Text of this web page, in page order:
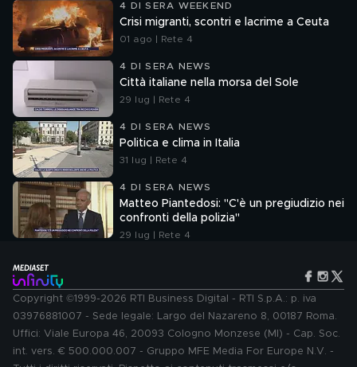
4 DI SERA WEEKEND
Crisi migranti, scontri e lacrime a Ceuta
01 ago | Rete 4
4 DI SERA NEWS
Città italiane nella morsa del Sole
29 lug | Rete 4
4 DI SERA NEWS
Politica e clima in Italia
31 lug | Rete 4
4 DI SERA NEWS
Matteo Piantedosi: "C'è un pregiudizio nei
confronti della polizia"
29 lug | Rete 4
Copyright ©1999-2026 RTI Business Digital - RTI S.p.A.: p. iva
03976881007 - Sede legale: Largo del Nazareno 8, 00187 Roma.
Uffici: Viale Europa 46, 20093 Cologno Monzese (MI) - Cap. Soc.
int. vers. € 500.000.007 - Gruppo MFE Media For Europe N.V. -